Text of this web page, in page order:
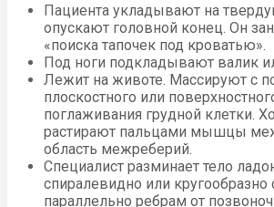
Пациента укладывают на
опускают головной конец. Он
«поиска тапочек под кроватью».
Под ноги подкладывают валик
Лежит на животе. Массируют с
плоскостного или
поглаживания грудной клетки.
растирают пальцами мышцы
область межреберий.
Специалист разминает тело
спиралевидно или кругообразно
параллельно ребрам от